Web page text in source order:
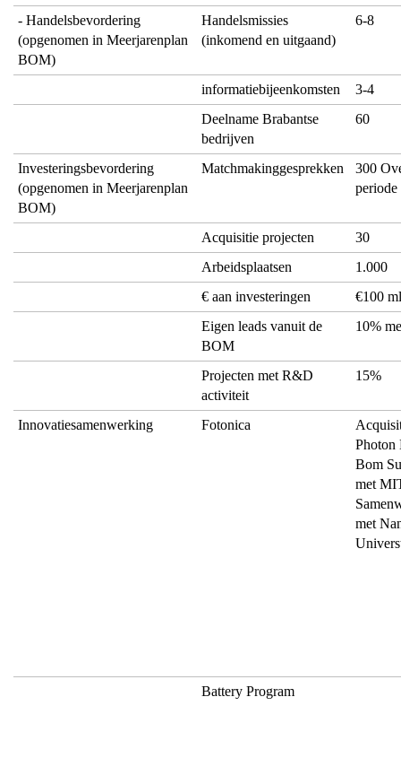
- Handelsbevordering
(opgenomen in Meerjarenplan
BOM)
Handelsmissies
(inkomend en uitgaand)
6-8
informatiebijeenkomsten
3-4
Deelname Brabantse
bedrijven
60
Investeringsbevordering
(opgenomen in Meerjarenplan
BOM)
Matchmakinggesprekken
300
Acquisitie projecten
30
Arbeidsplaatsen
1.000
€ aan investeringen
€100
Eigen leads vanuit de
BOM
10%
Projecten met R&D
activiteit
15%
Innovatiesamenwerking Fotonica
Photon
Bom
met
met
Battery Program